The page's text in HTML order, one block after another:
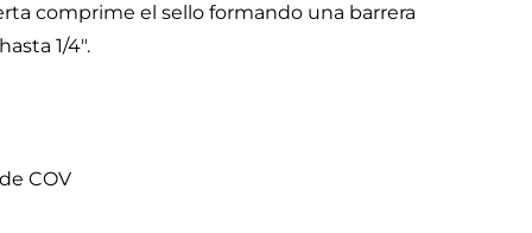
comprime el sello formando una barrera
1/4".
COV